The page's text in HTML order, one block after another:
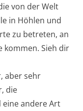
von der Welt
in Höhlen und
zu betreten, an
kommen. Sieh dir
aber sehr
die
andere Art